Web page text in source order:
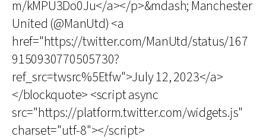
m/kMPU3Do0Ju</a></p>&mdash; Manchester
United (@ManUtd) <a
href="https://twitter.com/ManUtd/status/167
9150930770505730?
ref_src=twsrc%5Etfw">July 12, 2023</a>
</blockquote> <script async
src="https://platform.twitter.com/widgets.js"
charset="utf-8"></script>